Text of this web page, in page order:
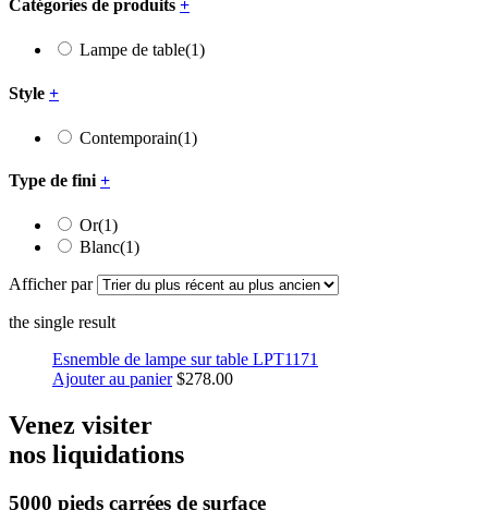
Catégories de produits +
Lampe de table(1)
Style +
Contemporain(1)
Type de fini +
Or(1)
Blanc(1)
Afficher par
the single result
Esnemble de lampe sur table LPT1171
Ajouter au panier $278.00
Venez visiter
nos liquidations
5000 pieds carrées de surface